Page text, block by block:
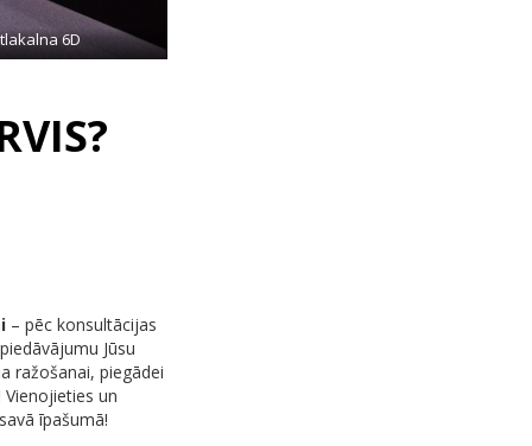
6D
– pēc konsultācijas
Jūsu
ražošanai, piegādei
Vienojieties un
īpašumā!